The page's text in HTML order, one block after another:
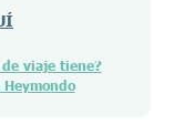
de viaje tiene?